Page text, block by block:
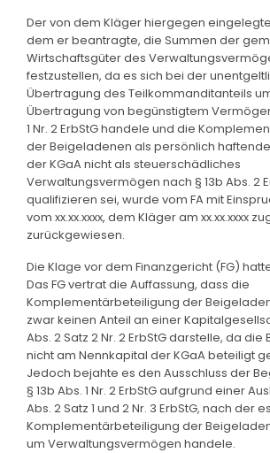
Der von dem Kläger hiergegen
dem er beantragte, die Summen der
Wirtschaftsgüter des
festzustellen, da es sich bei der
Übertragung des Teilkommanditanteils
Übertragung von begünstigtem
1 Nr. 2 ErbStG handele und die
der Beigeladenen als persönlich
der KGaA nicht als steuerschädliches
Verwaltungsvermögen nach § 13b Abs. 2
qualifizieren sei, wurde vom FA mit
vom xx.xx.xxxx, dem Kläger am xx.xx.xxxx
zurückgewiesen.
Die Klage vor dem Finanzgericht (FG)
Das FG vertrat die Auffassung, dass die
Komplementärbeteiligung der
zwar keinen Anteil an einer
Abs. 2 Satz 2 Nr. 2 ErbStG darstelle, da
nicht am Nennkapital der KGaA beteiligt
Jedoch bejahte es den Ausschluss der
§ 13b Abs. 1 Nr. 2 ErbStG aufgrund einer
Abs. 2 Satz 1 und 2 Nr. 3 ErbStG, nach der
Komplementärbeteiligung der
um Verwaltungsvermögen handele.